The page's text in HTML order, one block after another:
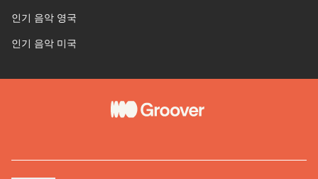
인기 음악 영국
인기 음악 미국